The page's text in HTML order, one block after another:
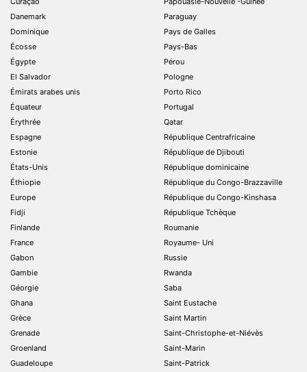
Danemark
Dominique
Écosse
Égypte
El Salvador
Émirats arabes unis
Équateur
Érythrée
Espagne
Estonie
États-Unis
Éthiopie
Europe
Fidji
Finlande
France
Gabon
Gambie
Géorgie
Ghana
Grèce
Grenade
Groenland
Guadeloupe
Paraguay
Pays de Galles
Pays-Bas
Pérou
Pologne
Porto Rico
Portugal
Qatar
République Centrafricaine
République de Djibouti
République dominicaine
République du Congo-Brazzaville
République du Congo-Kinshasa
République Tchèque
Roumanie
Royaume- Uni
Russie
Rwanda
Saba
Saint Eustache
Saint Martin
Saint-Christophe-et-Niévès
Saint-Marin
Saint-Patrick